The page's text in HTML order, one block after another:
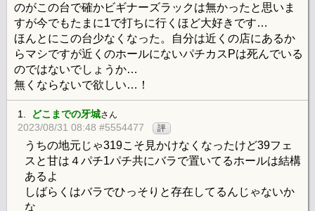
のがこの台で確かビギナーズラックは無かったと思いま
すが今でもたまに1で打ちに行くほど大好きです…
ほんとにこの台少なくなった。自分は近くの店にあるか
らマシですが近くのホールにないパチカスPは死んでいる
のではないでしょうか…
無くならないで欲しい…！
1. どこまでの牙城さん
2023/08/31 08:48 #5554477 評
うちの地元じゃ319こそ見かけなくなったけど39フェ
スと甘は４パチ1パチ共にバラで置いてるホールは結構
あるよ
しばらくはバラでひっそりと存在してるんじゃないか
な